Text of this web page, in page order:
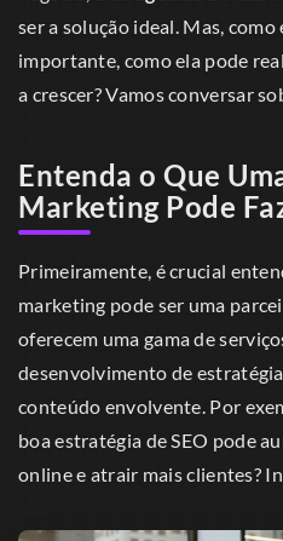
ser a solução ideal. Mas, como
importante, como ela pode
a crescer? Vamos conversar
Entenda o Que
Marketing Pode
Primeiramente, é crucial
marketing pode ser uma
oferecem uma gama de
desenvolvimento de
conteúdo envolvente. Por
boa estratégia de SEO pode
online e atrair mais clientes?